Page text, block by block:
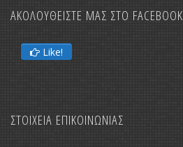
ΑΚΟΛΟΥΘΕΙΣΤΕ ΜΑΣ ΣΤΟ FACEBOOK
Like!
ΣΤΟΙΧΕΙΑ ΕΠΙΚΟΙΝΩΝΙΑΣ